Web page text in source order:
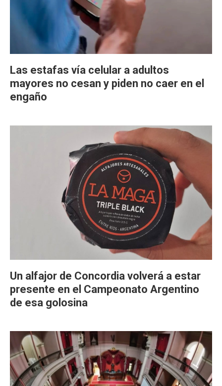
Las estafas vía celular a adultos
mayores no cesan y piden no caer en el
engaño
Un alfajor de Concordia volverá a estar
presente en el Campeonato Argentino
de esa golosina